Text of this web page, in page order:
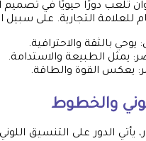
تلعب دورًا حيويًا في
للعلامة التجارية. على سبيل
يوحي بالثقة والاحترافية.
يمثل الطبيعة والاستدامة.
يعكس القوة والطاقة.
والخطوط
يأتي الدور على التنسيق